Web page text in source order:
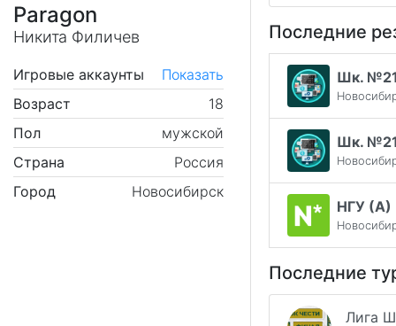
Paragon
Никита Филичев
Игровые аккаунты
Показать
Возраст
18
Пол
мужской
Страна
Россия
Город
Новосибирск
Последние
Шк.
Шк.
НГУ (А)
Последние